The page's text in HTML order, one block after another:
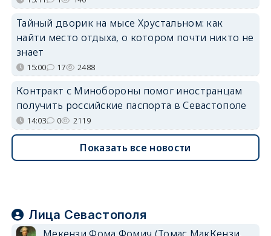
Тайный дворик на мысе Хрустальном: как
найти место отдыха, о котором почти никто не
знает
15:00 17 2488
Контракт с Минобороны помог иностранцам
получить российские паспорта в Севастополе
14:03 0 2119
Показать все новости
Лица Севастополя